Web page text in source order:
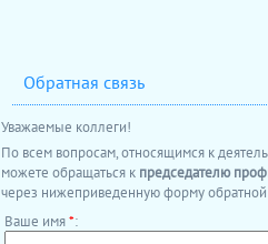
Обратная связь
Уважаемые коллеги!
По всем вопросам, относящимся к
можете обращаться к председателю
через нижеприведенную форму обратной
Ваше имя*: